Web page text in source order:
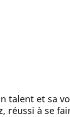
talent et sa
, réussi à se